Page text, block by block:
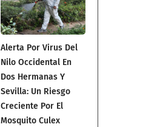
Alerta Por Virus Del
Nilo Occidental En
Dos Hermanas Y
Sevilla: Un Riesgo
Creciente Por El
Mosquito Culex